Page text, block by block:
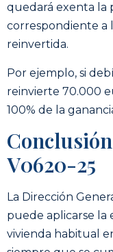
quedará exenta la
correspondiente a
reinvertida.
Por ejemplo, si
reinvierte 70.000
100% de la
V0620-25
La Dirección
puede aplicarse la
vivienda habitual